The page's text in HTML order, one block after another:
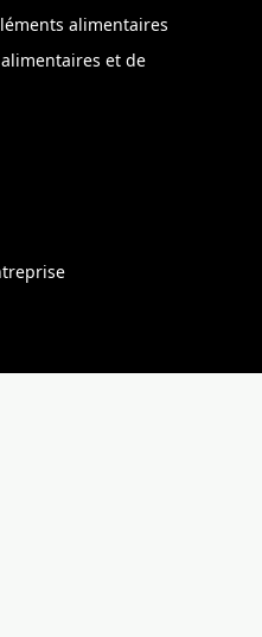
alimentaires
et de